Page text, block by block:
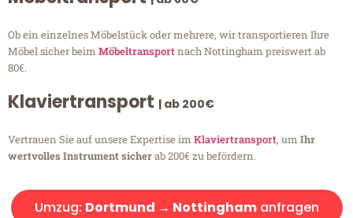
Ob ein einzelnes Möbelstück oder mehrere, wir transportieren Ihre
Möbel sicher beim Möbeltransportnach Nottingham preiswert ab
80€.
Klaviertransport | ab 200€
Vertrauen Sie auf unsere Expertise im Klaviertransport, um Ihr
wertvolles Instrument sicherab 200€ zu befördern.
Umzug: Dortmund → Nottinghamanfragen